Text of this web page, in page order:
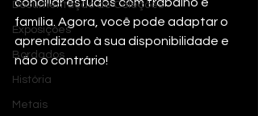
Documentação de Coleções
Exposições
Bordados
História
Metais
família. Agora, você pode adaptar o
aprendizado à sua disponibilidade e
não o contrário!